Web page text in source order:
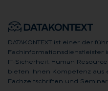
DATAKONTEXT ist einer der
Fachinformationsdienstleister
IT-Sicherheit, Human
bieten Ihnen Kompetenz aus
Fachzeitschriften und